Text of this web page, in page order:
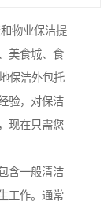
物业保洁提
美食城、食
保洁外包托
验，对保洁
现在只需您
含一般清洁
工作。通常